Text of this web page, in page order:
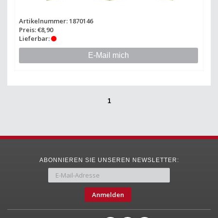
Artikelnummer: 1870146
Preis: €8,90
Lieferbar:
E-Mail mich
1
ABONNIEREN SIE UNSEREN NEWSLETTER:
Anmelden